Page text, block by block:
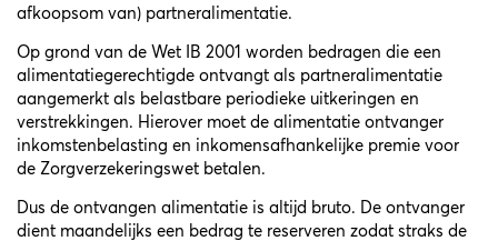
afkoopsom van) partneralimentatie.
Op grond van de Wet IB 2001 worden bedragen die een
alimentatiegerechtigde ontvangt als partneralimentatie
aangemerkt als belastbare periodieke uitkeringen en
verstrekkingen. Hierover moet de alimentatie ontvanger
inkomstenbelasting en inkomensafhankelijke premie voor
de Zorgverzekeringswet betalen.
Dus de ontvangen alimentatie is altijd bruto. De ontvanger
dient maandelijks een bedrag te reserveren zodat straks de